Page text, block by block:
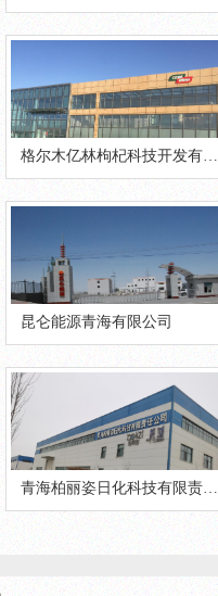
格尔木亿林枸杞科技开发有限公司
昆仑能源青海有限公司
青海柏丽姿日化科技有限责任公司